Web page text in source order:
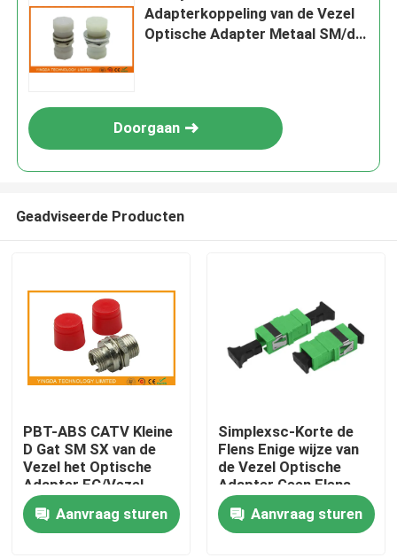
Adapterkoppeling van de Vezel
Optische Adapter Metaal SM/de
Doorgaan
Geadviseerde Producten
PBT-ABS CATV Kleine
D Gat SM SX van de
Vezel het Optische
Adapter FC/Vezel
Optische Koppeling
Aanvraag sturen
Simplexsc-Korte de
Flens Enige wijze van
de Vezel Optische
Adapter Geen Flens
Plastic Koppeling
Aanvraag sturen